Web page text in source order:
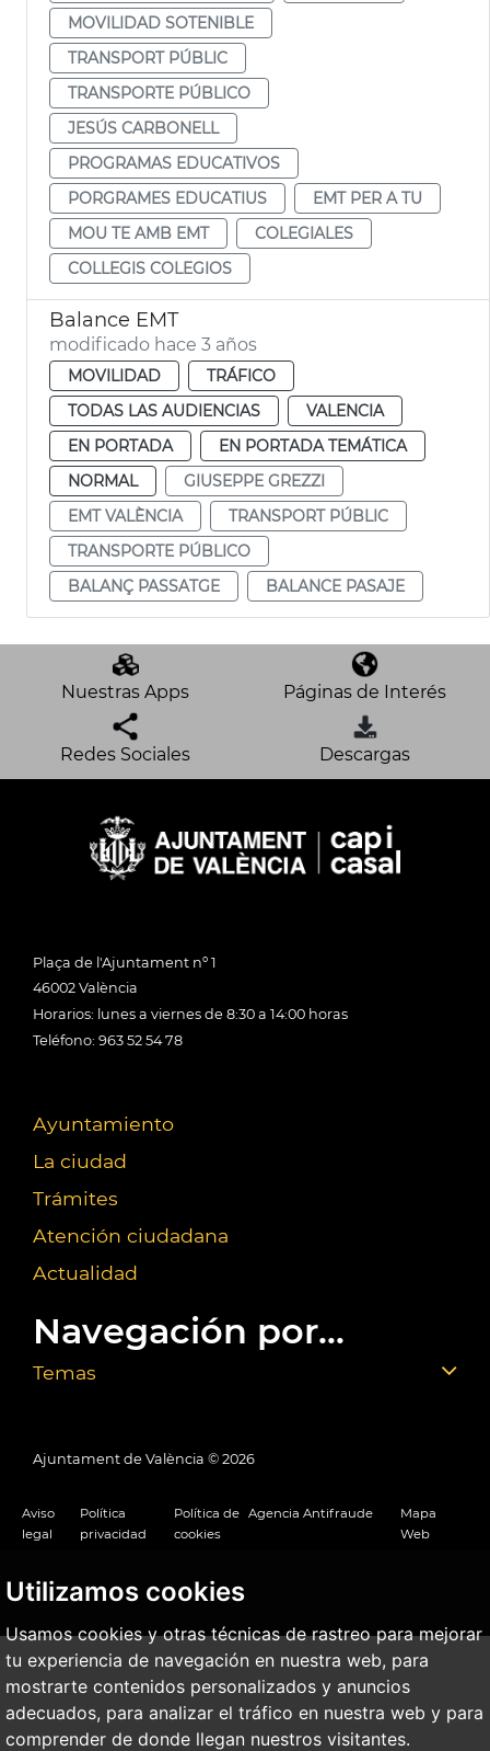
Utilizamos cookies
Usamos cookies y otras técnicas de rastreo para mejorar
tu experiencia de navegación en nuestra web, para
mostrarte contenidos personalizados y anuncios
adecuados, para analizar el tráfico en nuestra web y para
comprender de donde llegan nuestros visitantes.
MOVILIDAD SOTENIBLE
TRANSPORT PÚBLIC
TRANSPORTE PÚBLICO
JESÚS CARBONELL
PROGRAMAS EDUCATIVOS
PORGRAMES EDUCATIUS
EMT PER A TU
MOU TE AMB EMT
COLEGIALES
COLLEGIS COLEGIOS
Balance EMT
modificado hace 3 años
MOVILIDAD
TRÁFICO
TODAS LAS AUDIENCIAS
VALENCIA
EN PORTADA
EN PORTADA TEMÁTICA
NORMAL
GIUSEPPE GREZZI
EMT VALÈNCIA
TRANSPORT PÚBLIC
TRANSPORTE PÚBLICO
BALANÇ PASSATGE
BALANCE PASAJE
Nuestras Apps Páginas de Interés
Redes Sociales Descargas
Plaça de l'Ajuntament nº 1
46002 València
Horarios: lunes a viernes de 8:30 a 14:00 horas
Teléfono: 963 52 54 78
Ayuntamiento
La ciudad
Trámites
Atención ciudadana
Actualidad
Navegación por...
Temas
Ajuntament de València © 2026
Aviso
legal
Política
privacidad
Política de
cookies
Agencia Antifraude
Mapa
Web